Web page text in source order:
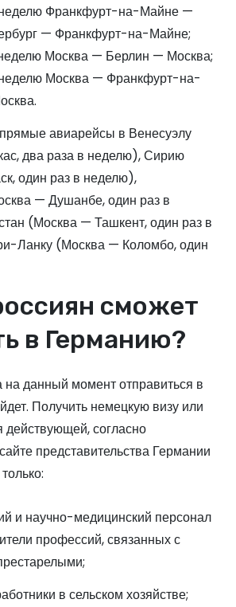
неделю Франкфурт-на-Майне —
— Франкфурт-на-Майне;
Москва — Берлин — Москва;
Москва — Франкфурт-на-
авиарейсы в Венесуэлу
два раза в неделю), Сирию
один раз в неделю),
— Душанбе, один раз в
(Москва — Ташкент, один раз в
Ланку (Москва — Коломбо, один
сможет
в Германию?
данный момент отправиться в
Получить немецкую визу или
действующей, согласно
представительства Германии
и научно-медицинский персонал
профессий, связанных с
в сельском хозяйстве;